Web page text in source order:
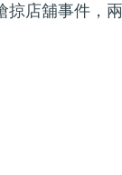
掠店舖事件，兩